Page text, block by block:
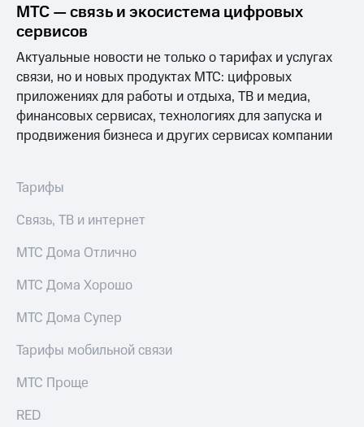
секретарь
Раскрытие
информации
Информация
акционерам
ПАО
"МТС"
Собрания
Акционерный
капитал
и
Рынок
Программа
Порядок
МТС — связь и экосистема цифровых
сервисов
Актуальные новости не только о тарифах и услугах
связи, но и новых продуктах МТС: цифровых
приложениях для работы и отдыха, ТВ и медиа,
финансовых сервисах, технологиях для запуска и
продвижения бизнеса и других сервисах компании
Тарифы
Связь, ТВ и интернет
МТС Дома Отлично
МТС Дома Хорошо
МТС Дома Супер
Тарифы мобильной связи
МТС Проще
RED